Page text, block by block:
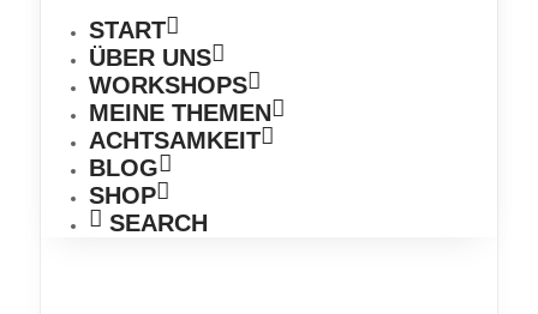
START
ÜBER UNS
WORKSHOPS
MEINE THEMEN
ACHTSAMKEIT
BLOG
SHOP
SEARCH